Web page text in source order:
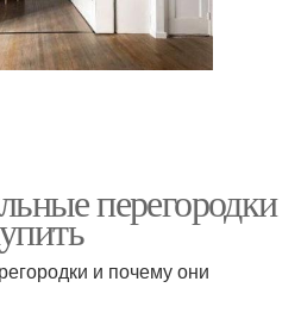
перегородки
и почему они